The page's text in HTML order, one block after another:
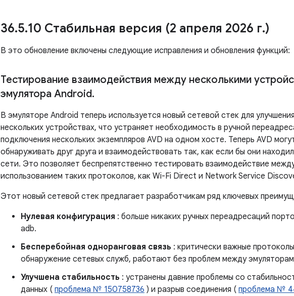
36.5.10 Стабильная версия (2 апреля 2026 г.)
В это обновление включены следующие исправления и обновления функций:
Тестирование взаимодействия между несколькими
эмулятора Android.
В эмуляторе Android теперь используется новый сетевой стек для
нескольких устройствах, что устраняет необходимость в ручной
подключения нескольких экземпляров AVD на одном хосте. Теперь AVD
обнаруживать друг друга и взаимодействовать так, как если бы они
сети. Это позволяет беспрепятственно тестировать взаимодействие
использованием таких протоколов, как Wi-Fi Direct и Network Service
Этот новый сетевой стек предлагает разработчикам ряд ключевых
Нулевая конфигурация : больше никаких ручных переадресаций
adb.
Бесперебойная одноранговая связь : критически важные
обнаружение сетевых служб, работают без проблем между
Улучшена стабильность : устранены давние проблемы со
данных ( проблема № 150758736 ) и разрыв соединения ( проблема №